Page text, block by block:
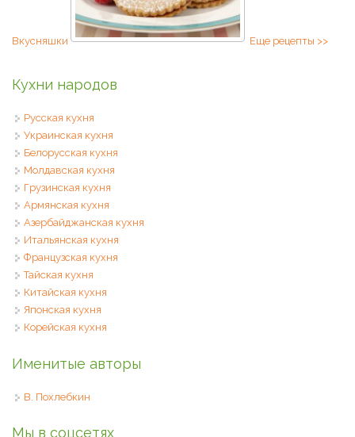
Вкусняшки Еще рецепты >>
Кухни народов
Русская кухня
Украинская кухня
Белорусская кухня
Молдавская кухня
Грузинская кухня
Армянская кухня
Азербайджанская кухня
Итальянская кухня
Французская кухня
Тайская кухня
Китайская кухня
Японская кухня
Корейская кухня
Именитые авторы
В. Похлебкин
Мы в соцсетях